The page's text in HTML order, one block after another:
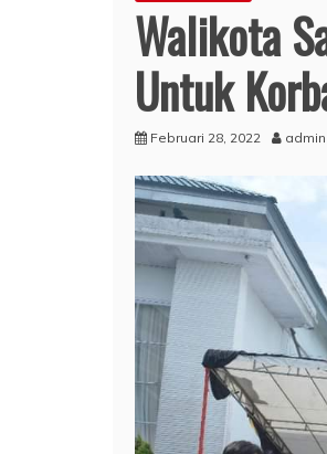
Walikota
Untuk
Februari 28, 2022 admin